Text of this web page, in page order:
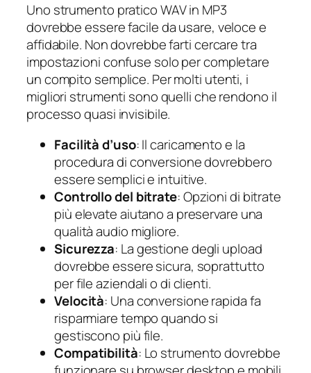
Uno strumento pratico WAV in MP3
dovrebbe essere facile da usare, veloce e
affidabile. Non dovrebbe farti cercare tra
impostazioni confuse solo per completare
un compito semplice. Per molti utenti, i
migliori strumenti sono quelli che rendono il
processo quasi invisibile.
Facilità d’uso: Il caricamento e la
procedura di conversione dovrebbero
essere semplici e intuitive.
Controllo del bitrate: Opzioni di bitrate
più elevate aiutano a preservare una
qualità audio migliore.
Sicurezza: La gestione degli upload
dovrebbe essere sicura, soprattutto
per file aziendali o di clienti.
Velocità: Una conversione rapida fa
risparmiare tempo quando si
gestiscono più file.
Compatibilità: Lo strumento dovrebbe